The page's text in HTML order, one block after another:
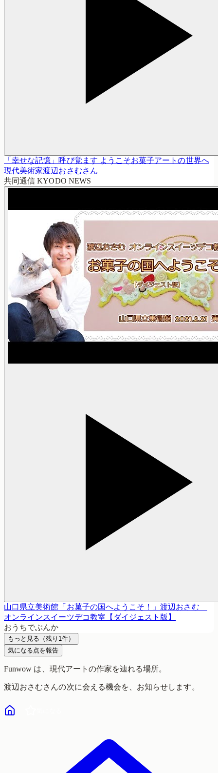
「幸せな記憶」呼び覚ます ようこそお菓子アートの世界へ
現代美術家渡辺おさむさん
共同通信 KYODO NEWS
山口県立美術館「お菓子の国へようこそ！」渡辺おさむ
オンラインスイーツデコ教室【ダイジェスト版】
おうちでぶんか
もっと見る （残り 1件）
気になる点を報告
Funwow は、現代アートの作家を辿れる場所。
渡辺おさむさんの次に会える機会を、お知らせします。